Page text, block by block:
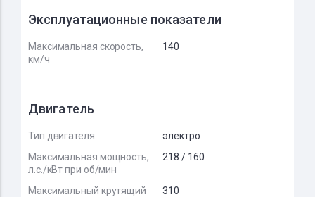
Эксплуатационные показатели
Максимальная скорость,
км/ч
140
Двигатель
Тип двигателя
электро
Максимальная мощность,
л.с./кВт при об/мин
218 / 160
Максимальный крутящий
310